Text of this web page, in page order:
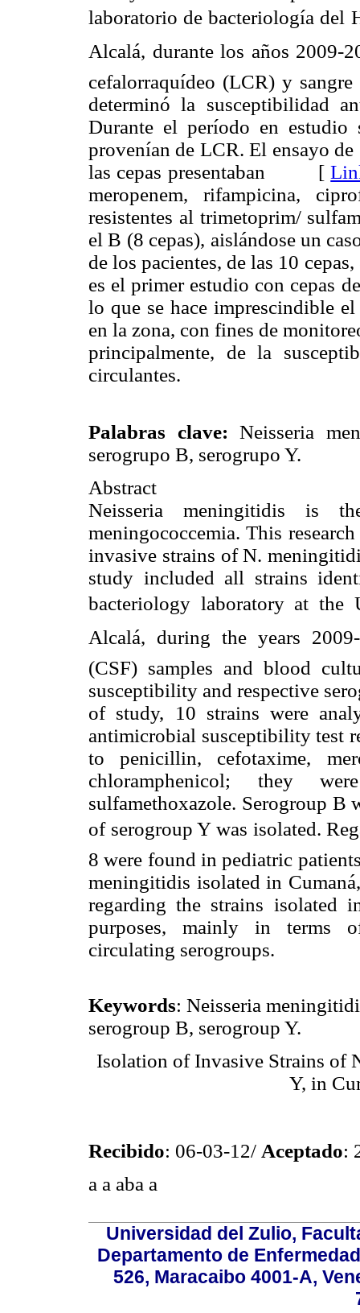
laboratorio de bacteriología del
Alcalá, durante los años 2009-
cefalorraquídeo (LCR) y
determinó la susceptibilidad
Durante el período en estudio
provenían de LCR. El ensayo
las cepas presentaban [
meropenem, rifampicina,
resistentes al trimetoprim/
el B (8 cepas), aislándose un
de los pacientes, de las 10
es el primer estudio con cepas
lo que se hace imprescindible el
en la zona, con fines de
principalmente, de la
circulantes.
Palabras clave: Neisseria
serogrupo B, serogrupo Y.
Abstract
Neisseria meningitidis is
meningococcemia. This
invasive strains of N.
study included all strains
bacteriology laboratory at the
Alcalá, during the years
(CSF) samples and blood
susceptibility and respective
of study, 10 strains were
antimicrobial susceptibility test
to penicillin, cefotaxime,
chloramphenicol; they
sulfamethoxazole. Serogroup B
of serogroup Y was isolated.
8 were found in pediatric
meningitidis isolated in
regarding the strains isolated
purposes, mainly in terms
circulating serogroups.
Keywords: Neisseria
serogroup B, serogroup Y.
Isolation of Invasive Strains of
Y, in
Recibido: 06-03-12/ Aceptado:
a a aba a
Universidad del Zulio,
Departamento de
526, Maracaibo 4001-A,